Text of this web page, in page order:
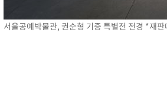
서울공예박물관, 권순형 기증 특별전 전경 *재판